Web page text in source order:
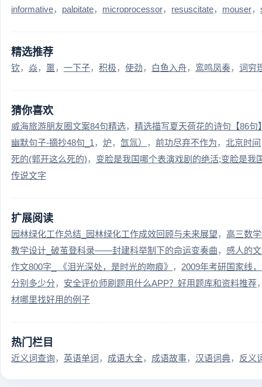
informative palpitate microprocessor resuscitate mouser
精选推荐
钦 焱 噩 一下子 积极 使劲 白鱼入舟 鸾鸣凤奏 词穷
猜你喜欢
威海旅游朋友圈文案84句精选
精选描写夏天荷花的诗句【86句
幽默句子-摘抄48句_1
炉 氙氚） 前功尽弃不作为
北京时间
死的(郭开这么死的)
变脸是我国哪个表演戏剧的绝活;变脸是我
传说文字
扩展阅读
园林绿化工作总结_园林绿化工作成效回顾与未来展望
高三数
教学设计_破茧登科录——封建科举制下的命运变奏曲
感人的
作文800字_ 《泪光深处，是时光的吻痕》
2009年考研国家线
分别多少分
安全评价师刷题用什么APP？好用题库和资料推荐
材哪里找好用的例子
热门栏目
近义词查询 英语单词 成语大全 成语故事 汉语词典 反义